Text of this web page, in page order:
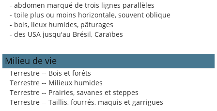
- abdomen marqué de trois lignes parallèles
- toile plus ou moins horizontale, souvent oblique
- bois, lieux humides, pâturages
- des USA jusqu'au Brésil, Caraïbes
Milieu de vie
Terrestre -- Bois et forêts
Terrestre -- Milieux humides
Terrestre -- Prairies, savanes et steppes
Terrestre -- Taillis, fourrés, maquis et garrigues